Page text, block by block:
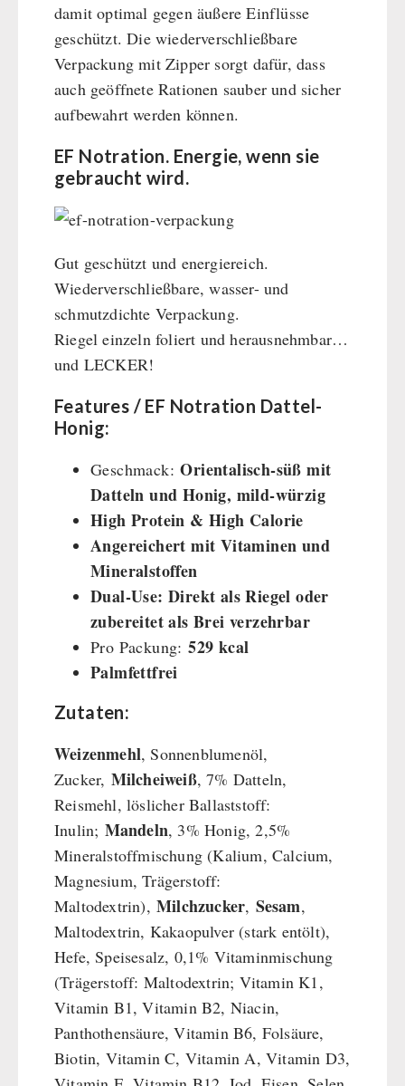
damit optimal gegen äußere Einflüsse
geschützt. Die wiederverschließbare
Verpackung mit Zipper sorgt dafür, dass
auch geöffnete Rationen sauber und sicher
aufbewahrt werden können.
EF Notration. Energie, wenn sie
gebraucht wird.
Gut geschützt und energiereich.
Wiederverschließbare, wasser- und
schmutzdichte Verpackung.
Riegel einzeln foliert und herausnehmbar…
und LECKER!
Features / EF Notration Dattel-
Honig:
Geschmack:Orientalisch-süß mit
Datteln und Honig, mild-würzig
High Protein & High Calorie
Angereichert mit Vitaminen und
Mineralstoffen
Dual-Use: Direkt als Riegel oder
zubereitet als Brei verzehrbar
Pro Packung:529 kcal
Palmfettfrei
Zutaten:
Weizenmehl, Sonnenblumenöl,
Zucker, Milcheiweiß, 7% Datteln,
Reismehl, löslicher Ballaststoff:
Inulin; Mandeln, 3% Honig, 2,5%
Mineralstoffmischung (Kalium, Calcium,
Magnesium, Trägerstoff:
Maltodextrin), Milchzucker, Sesam,
Maltodextrin, Kakaopulver (stark entölt),
Hefe, Speisesalz, 0,1% Vitaminmischung
(Trägerstoff: Maltodextrin; Vitamin K1,
Vitamin B1, Vitamin B2, Niacin,
Panthothensäure, Vitamin B6, Folsäure,
Biotin, Vitamin C, Vitamin A, Vitamin D3,